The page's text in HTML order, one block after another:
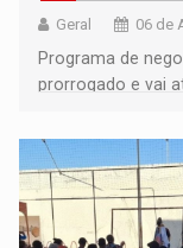
Geral 06 de
Programa de
prorrogado e vai